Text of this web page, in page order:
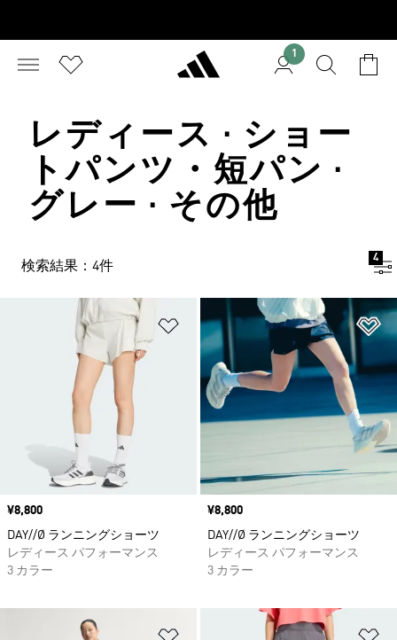
1
レディース · ショー
トパンツ・短パン ·
グレー · その他
検索結果：4件
4
ほしいものリストに追加
価格
¥8,800
DAY//Ø ランニングショーツ
レディース パフォーマンス
3 カラー
価格
¥8,800
DAY//Ø ランニングショーツ
レディース パフォーマンス
3 カラー
ほしいものリストに追加